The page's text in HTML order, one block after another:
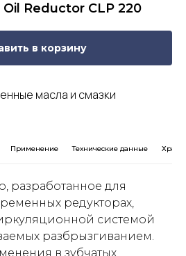
Oil Reductor CLP 220
в корзину
масла и смазки
Применение Технические данные
разработанное для
редукторах,
системой
разбрызгиванием.
в зубчатых